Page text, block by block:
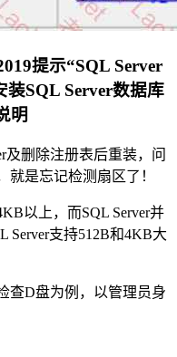
提示“SQL Server
装SQL Server数据库
明
及删除注册表后重装，问
是忘记检测扇区了！
以上，而SQL Server并
Server支持512B和4KB大
查D盘为例，以管理员身